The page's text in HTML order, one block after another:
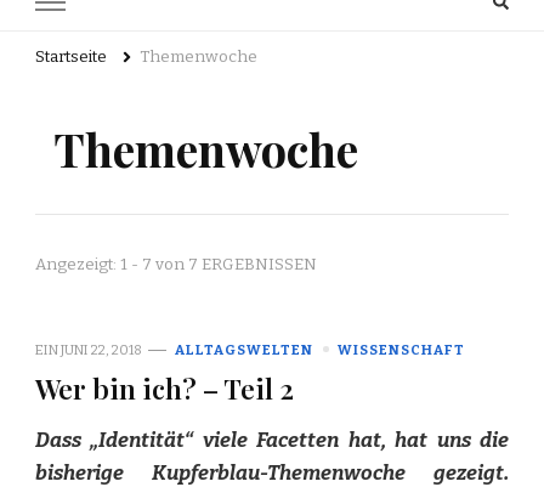
Archiv
Startseite Themenwoche
Themenwoche
Angezeigt: 1 - 7 von 7 ERGEBNISSEN
EINJUNI 22, 2018 ALLTAGSWELTEN WISSENSCHAFT
Wer bin ich? – Teil 2
Dass „Identität“ viele Facetten hat, hat uns die
bisherige Kupferblau-Themenwoche gezeigt.